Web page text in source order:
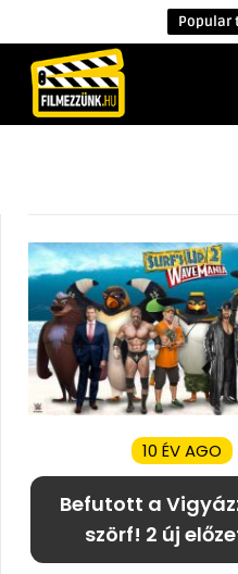
Popular
10 ÉV AGO
Befutott a
szörf! 2 új